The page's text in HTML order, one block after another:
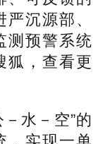
沉源部、
测预警系统
狐，查看更
水－空”的